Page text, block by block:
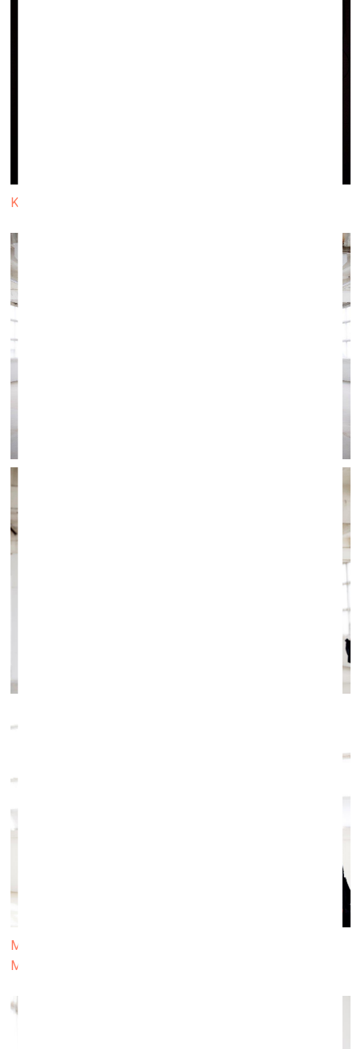
Kriša Salmaņa darbs "Sānskats"
Marīte Mastiņa - Pēterkopa, Rolands Pēterkops un Una
Meistere